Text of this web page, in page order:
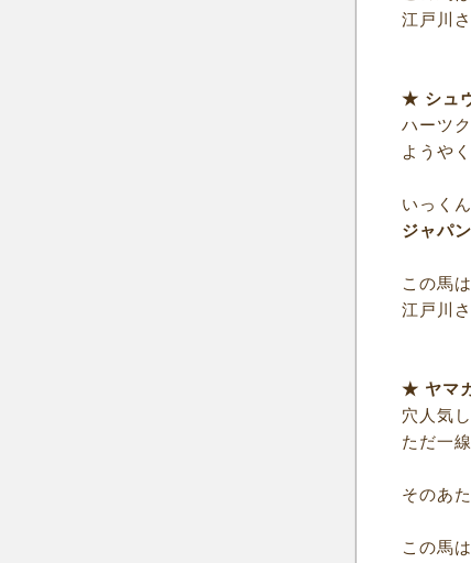
江戸川
★ シュ
ハーツ
ようや
いっく
ジャパ
この馬
江戸川
★ ヤマ
穴人気
ただ一
そのあ
この馬